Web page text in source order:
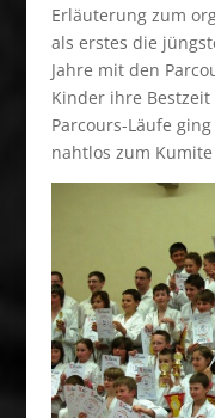
Erläuterung zum
als erstes die
Jahre mit den
Kinder ihre
Parcours-Läufe
nahtlos zum